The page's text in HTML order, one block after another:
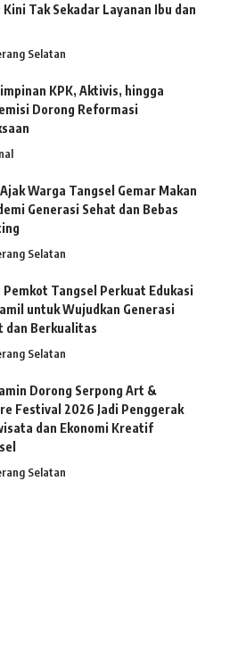
Tak Sekadar Layanan Ibu dan
Selatan
KPK, Aktivis, hingga
Dorong Reformasi
Warga Tangsel Gemar Makan
Generasi Sehat dan Bebas
Selatan
Pemkot Tangsel Perkuat Edukasi
untuk Wujudkan Generasi
dan Berkualitas
Selatan
Dorong Serpong Art &
Festival 2026 Jadi Penggerak
dan Ekonomi Kreatif
Selatan